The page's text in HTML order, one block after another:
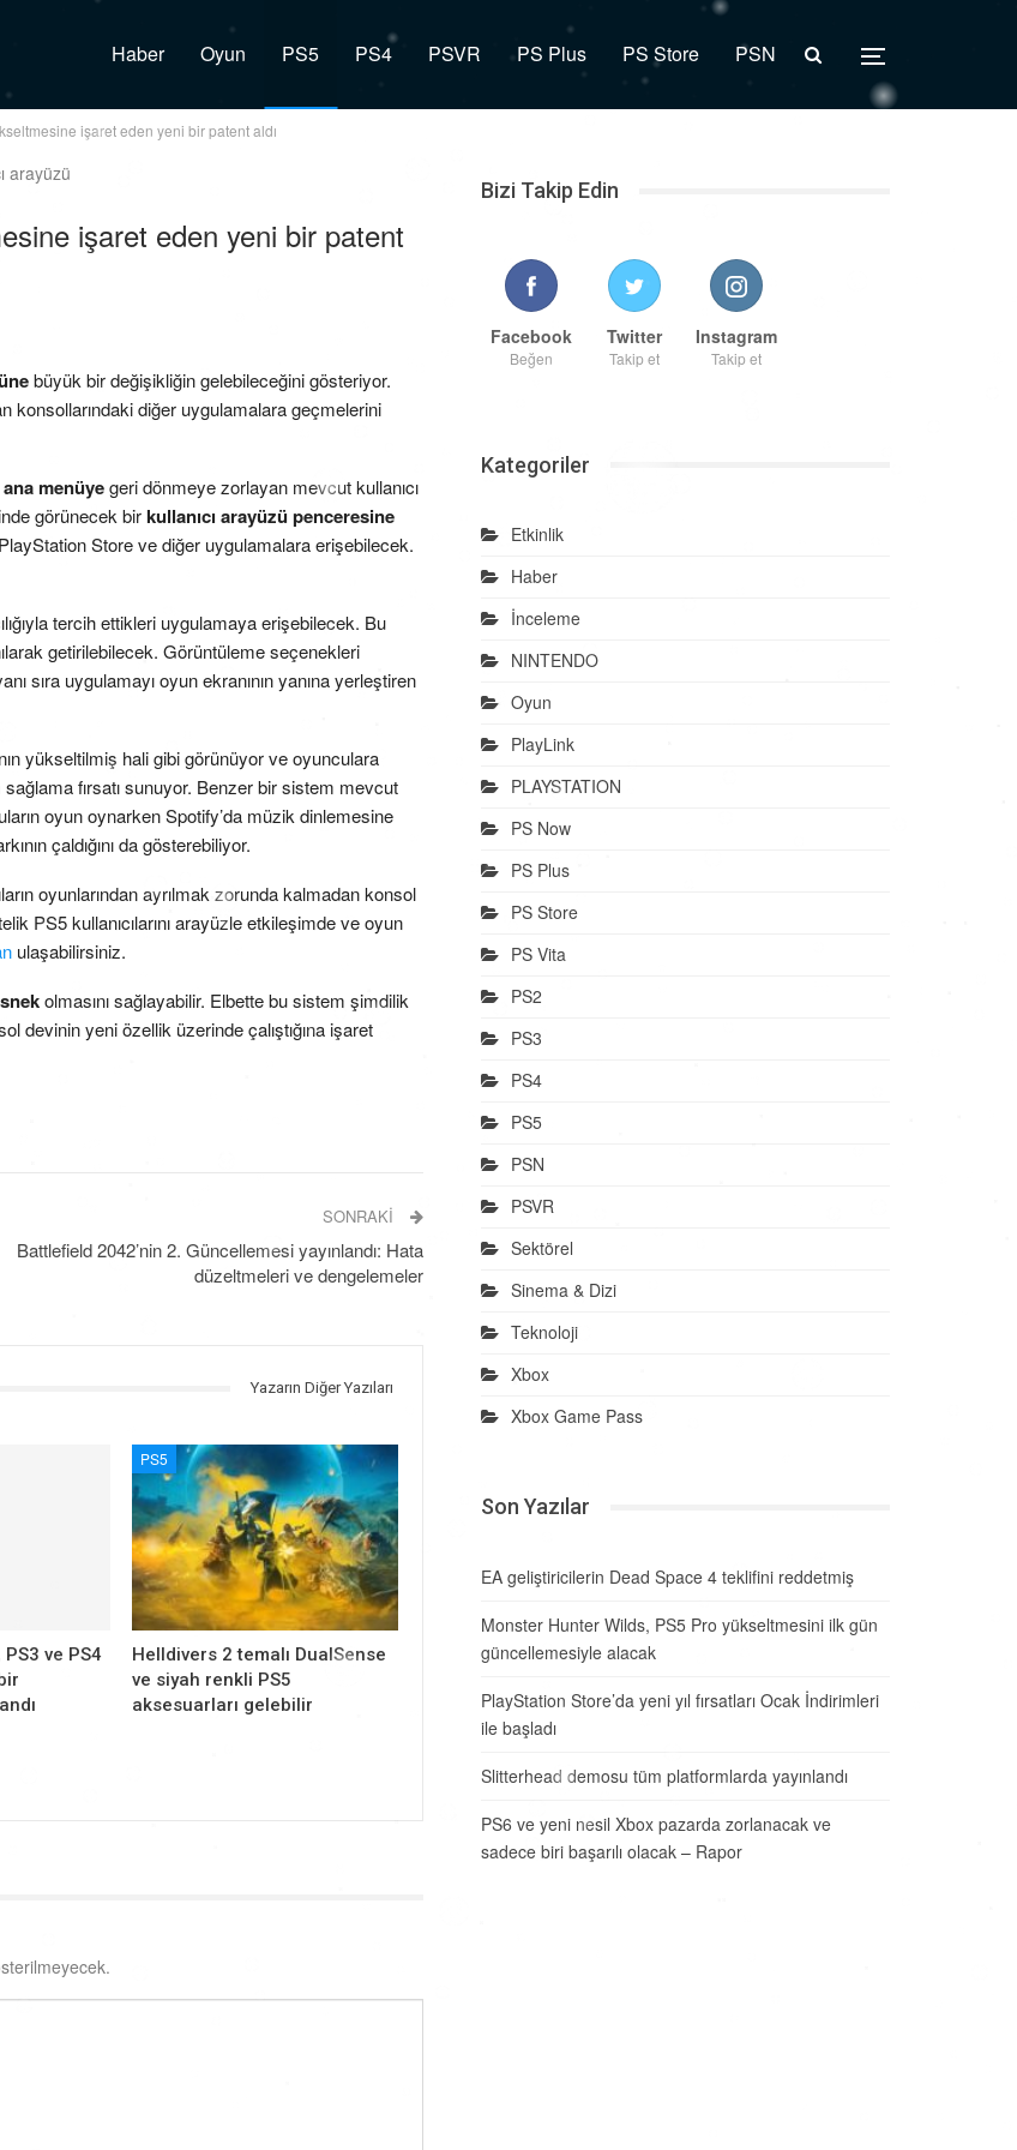
Haber Oyun PS5 PS4 PSVR PS Plus PS Store PSN
işaret eden yeni bir patent aldı
işaret eden yeni bir patent
büyük bir değişikliğin gelebileceğini gösteriyor.
konsollarındaki diğer uygulamalara geçmelerini
ana menüyegeri dönmeye zorlayan mevcut kullanıcı
görünecek birkullanıcı arayüzü penceresine
Store ve diğer uygulamalara erişebilecek.
tercih ettikleri uygulamaya erişebilecek. Bu
getirilebilecek. Görüntüleme seçenekleri
sıra uygulamayı oyun ekranının yanına yerleştiren
yükseltilmiş hali gibi görünüyor ve oyunculara
fırsatı sunuyor. Benzer bir sistem mevcut
oyun oynarken Spotify’da müzik dinlemesine
çaldığını da gösterebiliyor.
oyunlarından ayrılmak zorunda kalmadan konsol
PS5 kullanıcılarını arayüzle etkileşimde ve oyun
ulaşabilirsiniz.
olmasını sağlayabilir. Elbette bu sistem şimdilik
devinin yeni özellik üzerinde çalıştığına işaret
SONRAKI
Battlefield 2042’nin 2. Güncellemesi yayınlandı: Hata
düzeltmeleri ve dengelemeler
Yazarın Diğer Yazıları
ve PS4
PS5
Helldivers 2 temalı DualSense
ve siyah renkli PS5
aksesuarları gelebilir
Bizi Takip Edin
Facebook
Beğen
Twitter
Takip et
Instagram
Takip et
Kategoriler
Etkinlik
Haber
İnceleme
NINTENDO
Oyun
PlayLink
PLAYSTATION
PS Now
PS Plus
PS Store
PS Vita
PS2
PS3
PS4
PS5
PSN
PSVR
Sektörel
Sinema & Dizi
Teknoloji
Xbox
Xbox Game Pass
Son Yazılar
EA geliştiricilerin Dead Space 4 teklifini reddetmiş
Monster Hunter Wilds, PS5 Pro yükseltmesini ilk gün
güncellemesiyle alacak
PlayStation Store’da yeni yıl fırsatları Ocak İndirimleri
ile başladı
Slitterhead demosu tüm platformlarda yayınlandı
PS6 ve yeni nesil Xbox pazarda zorlanacak ve
sadece biri başarılı olacak – Rapor